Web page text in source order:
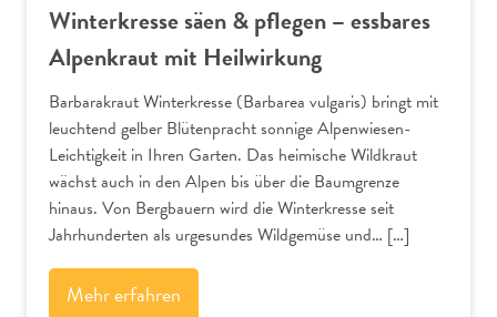
Winterkresse säen & pflegen – essbares
Alpenkraut mit Heilwirkung
Barbarakraut Winterkresse (Barbarea vulgaris) bringt mit
leuchtend gelber Blütenpracht sonnige Alpenwiesen-
Leichtigkeit in Ihren Garten. Das heimische Wildkraut
wächst auch in den Alpen bis über die Baumgrenze
hinaus. Von Bergbauern wird die Winterkresse seit
Jahrhunderten als urgesundes Wildgemüse und… […]
Mehr erfahren